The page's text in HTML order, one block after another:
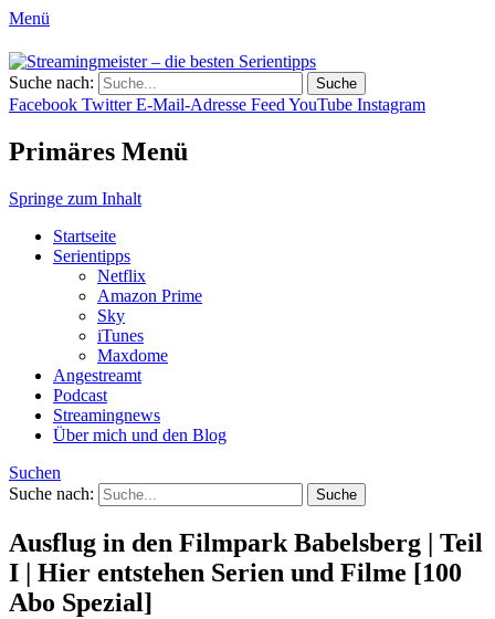
Menü
Streamingmeister – die besten
Serientipps
Hol dir die besten Serientipps, Kritiken
und Reviews zu neuen Serien und neuen
Staffeln.
Suche nach:
Facebook Twitter E-Mail-Adresse FeedYouTube Instagram
Primäres Menü
Springe zum Inhalt
Startseite
Serientipps
Netflix
Amazon Prime
Sky
iTunes
Maxdome
Angestreamt
Podcast
Streamingnews
Über mich und den Blog
Suchen
Suche nach:
Ausflug in den Filmpark Babelsberg | Teil
I | Hier entstehen Serien und Filme [100
Abo Spezial]